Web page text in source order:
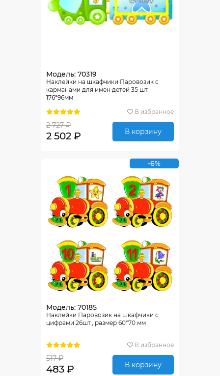
Модель: 70319
Наклейки на шкафчики Паровозик с
карманами для имен детей 35 шт.
176*96мм
В избранное
2 727 ₽
2 502 ₽ В корзину
-6%
Модель: 70185
Наклейки Паровозик на шкафчики с
цифрами 26шт., размер 60*70 мм
В избранное
517 ₽
483 ₽ В корзину